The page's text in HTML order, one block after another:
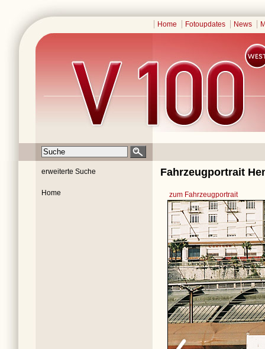
Home Fotoupdates News
erweiterte Suche
Home
Fahrzeugportrait
zum Fahrzeugportrait